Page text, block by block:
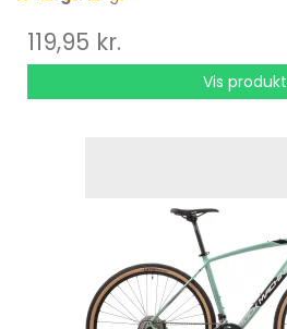
119,95 kr.
Vis produkt